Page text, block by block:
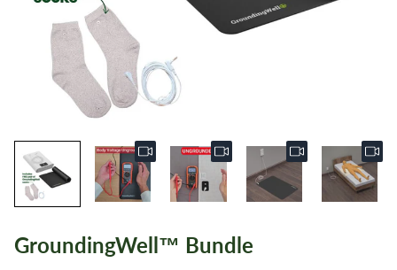
GroundingWell™ Bundle